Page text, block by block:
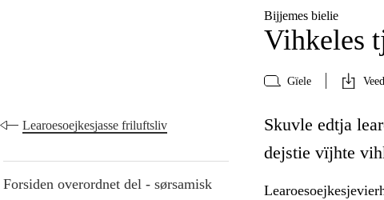
Bijjemes bielie
Vihkeles
Gïele
Learoesoejkesjasse friluftsliv
Forsiden overordnet del - sørsamisk
Skuvle edtja
dejstie vïjhte